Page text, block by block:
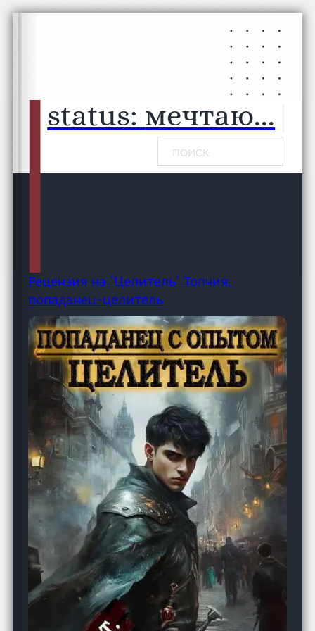
Перейти к основному содержанию
Перейти к нижнему колонтитулу
status: мечтаю...
Поиск
Рецензия на `Целитель` Топчия:
попаданец-целитель